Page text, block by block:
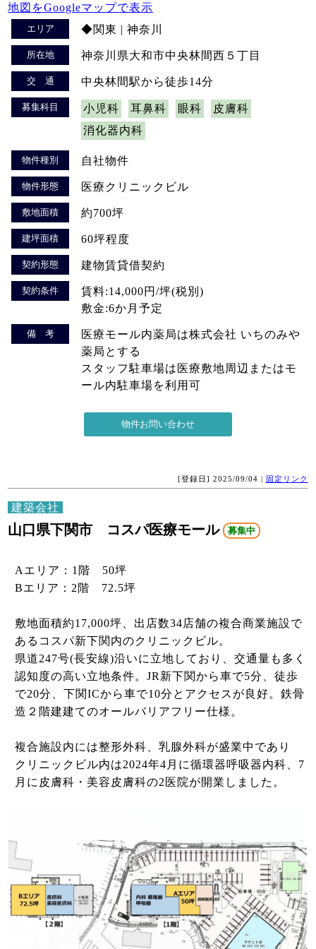
地図をGoogleマップで表示
エリア ◆関東 | 神奈川
所在地 神奈川県大和市中央林間西５丁目
交 通 中央林間駅から徒歩14分
募集科目 小児科 耳鼻科 眼科
皮膚科
消化器内科
物件種別 自社物件
物件形態 医療クリニックビル
敷地面積 約700坪
建坪面積 60坪程度
契約形態 建物賃貸借契約
契約条件
賃料:14,000円/坪(税別)
敷金:6か月予定
備 考
医療モール内薬局は株式会社 いちのみや
薬局とする
スタッフ駐車場は医療敷地周辺またはモ
ール内駐車場を利用可
[登録日] 2025/09/04 | 固定リンク
建築会社
山口県下関市 コスパ医療モール 募集中
Aエリア：1階 50坪
Bエリア：2階 72.5坪
敷地面積約17,000坪、出店数34店舗の複合商業施設で
あるコスパ新下関内のクリニックビル。
県道247号(長安線)沿いに立地しており、交通量も多く
認知度の高い立地条件。JR新下関から車で5分、徒歩
で20分、下関ICから車で10分とアクセスが良好。鉄骨
造２階建建てのオールバリアフリー仕様。
複合施設内には整形外科、乳腺外科が盛業中であり
クリニックビル内は2024年4月に循環器呼吸器内科、7
月に皮膚科・美容皮膚科の2医院が開業しました。